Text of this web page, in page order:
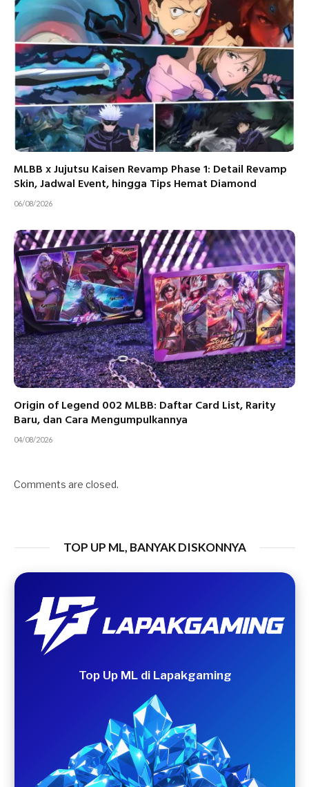
MLBB x Jujutsu Kaisen Revamp Phase 1: Detail Revamp
Skin, Jadwal Event, hingga Tips Hemat Diamond
06/08/2026
Origin of Legend 002 MLBB: Daftar Card List, Rarity
Baru, dan Cara Mengumpulkannya
04/08/2026
Comments are closed.
TOP UP ML, BANYAK DISKONNYA
Top Up ML di Lapakgaming